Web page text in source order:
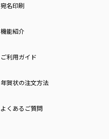
宛名印刷
機能紹介
ご利用ガイド
年賀状の注文方法
よくあるご質問